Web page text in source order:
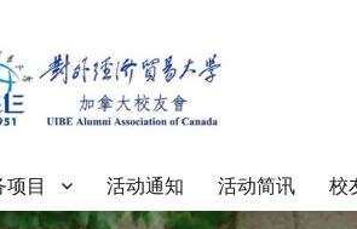
大校友会
项目 活动通知 活动简讯 校